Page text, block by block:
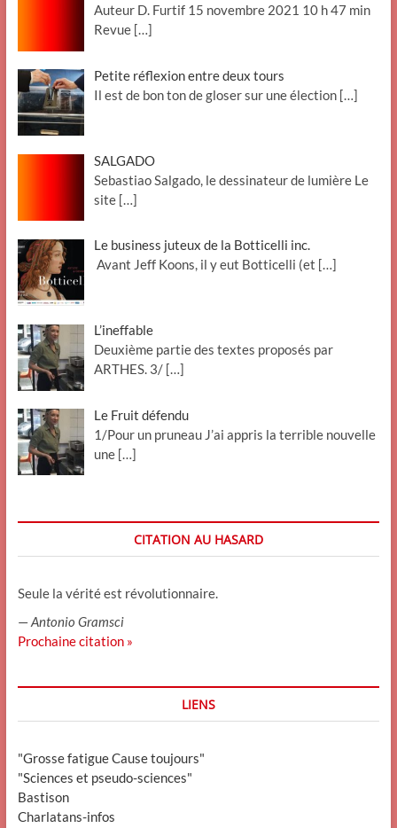
Auteur D. Furtif 15 novembre 2021 10 h 47 min
Revue […]
Petite réflexion entre deux tours
Il est de bon ton de gloser sur une élection […]
SALGADO
Sebastiao Salgado, le dessinateur de lumière Le
site […]
Le business juteux de la Botticelli inc.
Avant Jeff Koons, il y eut Botticelli (et […]
L’ineffable
Deuxième partie des textes proposés par
ARTHES. 3/ […]
Le Fruit défendu
1/Pour un pruneau J’ai appris la terrible nouvelle
une […]
CITATION AU HASARD
Seule la vérité est révolutionnaire.
—Antonio Gramsci
Prochaine citation »
LIENS
"Grosse fatigue Cause toujours"
"Sciences et pseudo-sciences"
Bastison
Charlatans-infos